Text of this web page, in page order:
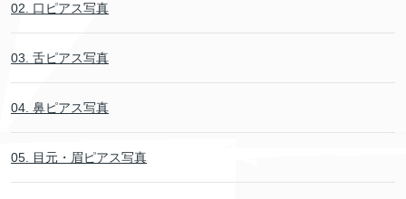
02. 口ピアス写真
03. 舌ピアス写真
04. 鼻ピアス写真
05. 目元・眉ピアス写真